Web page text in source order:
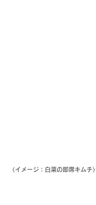
〈イメージ：白菜の即席キムチ〉